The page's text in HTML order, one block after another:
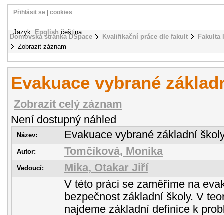
Domovská stránka DSpace Kvalifikační práce dle fakult
Zobrazit záznam
Přihlásit se cookies
Jazyk: English čeština
Evakuace vybrané
Zobrazit celý záznam
Není dostupný náhled
Název: Evakuace vybrané základní
Autor: Tomčíková, Monika
Vedoucí: Mika, Otakar Jiří
V této práci se zaměříme na
bezpečnost základní školy. V
najdeme základní definice k